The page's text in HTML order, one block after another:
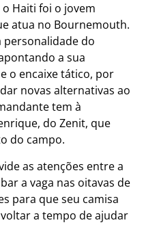
Haiti foi o jovem
atua no Bournemouth.
do
a sua
o encaixe tático, por
novas alternativas ao
tem à
do Zenit, que
do campo.
as atenções entre a
a vaga nas oitavas de
para que seu camisa
a tempo de ajudar